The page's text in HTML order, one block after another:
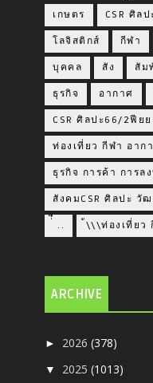
เกษตร CSR ศิล
โลจิสติกส์ กีฬา
บุคคล สัง สัม
ธุรกิจ อากาศ
CSR ศิลปะ66/2ฟียย
ท่องเที่ยว กีฬา อากา
ธุรกิจ การค้า การล
สังคมCSR ศิลปะ วั
่่ื​ .. \\\ท่องเที่ยว
ARCHIVE
► 2026(378)
▼ 2025(1013)